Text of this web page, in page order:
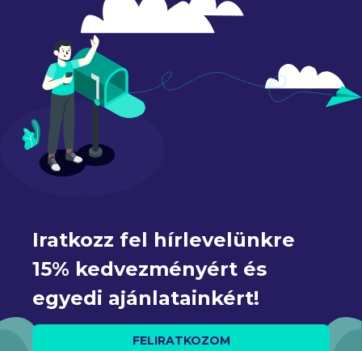
Iratkozz fel hírlevelünkre
15% kedvezményért és
egyedi ajánlatainkért!
FELIRATKOZOM